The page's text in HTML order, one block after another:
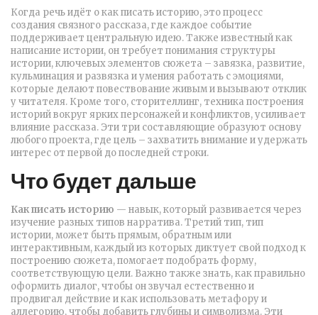
Когда речь идёт окак писать историю,это процесс
создания связного рассказа, где каждое событие
поддерживает центральную идею. Также известный как
написание истории, он требует понимания структуры
истории,ключевых элементов сюжета – завязка, развитие,
кульминация и развязка и умения работать сэмоциями,
которые делают повествование живым и вызывают отклик
у читателя. Кроме того, сторителлинг, техника построения
историй вокруг ярких персонажей и конфликтов, усиливает
влияние рассказа. Эти три составляющие образуют основу
любого проекта, где цель – захватить внимание и удержать
интерес от первой до последней строки.
Что будет дальше
Как писать историю — навык, который развивается через
изучение разных типов нарратива. Третий тип, тип
истории,может быть прямым, обратным или
интерактивным, каждый из которых диктует свой подход к
построению сюжета, помогает подобрать форму,
соответствующую цели. Важно также знать, как правильно
оформить диалог,чтобы он звучал естественно и
продвигал действие и как использоватьметафору и
аллегорию,чтобы добавить глубины и символизма. Эти